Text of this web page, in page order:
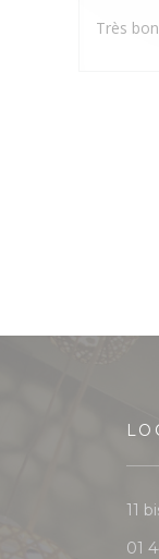
Très
11
01